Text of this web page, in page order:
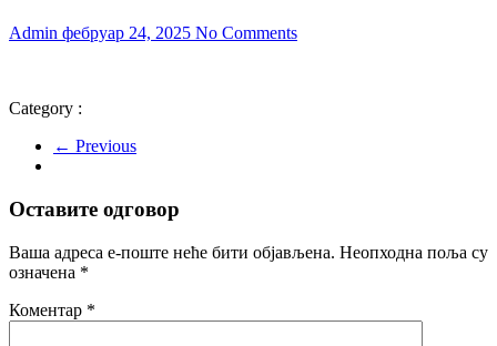
Admin фебруар 24, 2025 No Comments
Category :
← Previous
Оставите одговор
Ваша адреса е-поште неће бити објављена. Неопходна поља су
означена *
Коментар *